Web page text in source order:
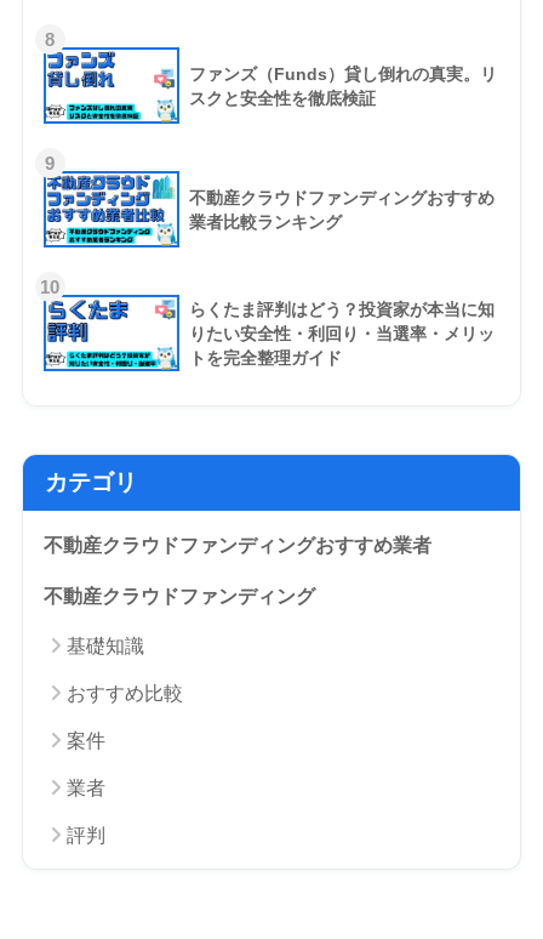
8
ファンズ（Funds）貸し倒れの真実。リ
スクと安全性を徹底検証
9
不動産クラウドファンディングおすすめ
業者比較ランキング
10
らくたま評判はどう？投資家が本当に知
りたい安全性・利回り・当選率・メリッ
トを完全整理ガイド
カテゴリ
不動産クラウドファンディングおすすめ業者
不動産クラウドファンディング
基礎知識
おすすめ比較
案件
業者
評判